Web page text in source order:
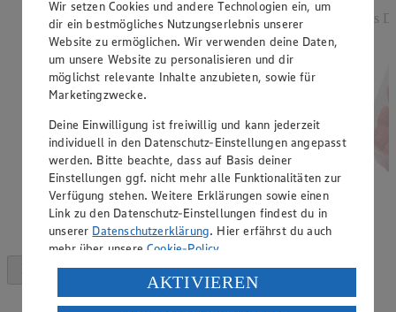
Rabatt)
versch. Kocheigenschaften, aus Norddeutschland, 2
kg, (1 kg = 1,25)
aus
Wir setzen Cookies und andere Technologien ein, um
dir ein bestmögliches Nutzungserlebnis unserer
Website zu ermöglichen. Wir verwenden deine Daten,
um unsere Website zu personalisieren und dir
möglichst relevante Inhalte anzubieten, sowie für
Marketingzwecke.
Deine Einwilligung ist freiwillig und kann jederzeit
individuell in den Datenschutz-Einstellungen angepasst
werden. Bitte beachte, dass auf Basis deiner
Einstellungen ggf. nicht mehr alle Funktionalitäten zur
Verfügung stehen. Weitere Erklärungen sowie einen
Link zu den Datenschutz-Einstellungen findest du in
unserer Datenschutzerklärung. Hier erfährst du auch
mehr über unsereCookie-Policy.
Verarbeitung deiner personenbezogenen Daten in den
USA durch Facebook und YouTube:
AKTIVIEREN